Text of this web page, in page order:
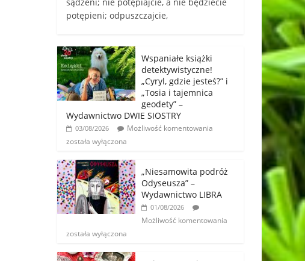
potępieni; odpuszczajcie,
Wspaniałe książki
detektywistyczne!
„Cyryl, gdzie jesteś?” i
„Tosia i tajemnica
geodety” –
Wydawnictwo DWIE SIOSTRY
03/08/2026
Możliwość komentowania
została wyłączona
„Niesamowita podróż
Odyseusza” –
Wydawnictwo LIBRA
01/08/2026
Możliwość komentowania
została wyłączona